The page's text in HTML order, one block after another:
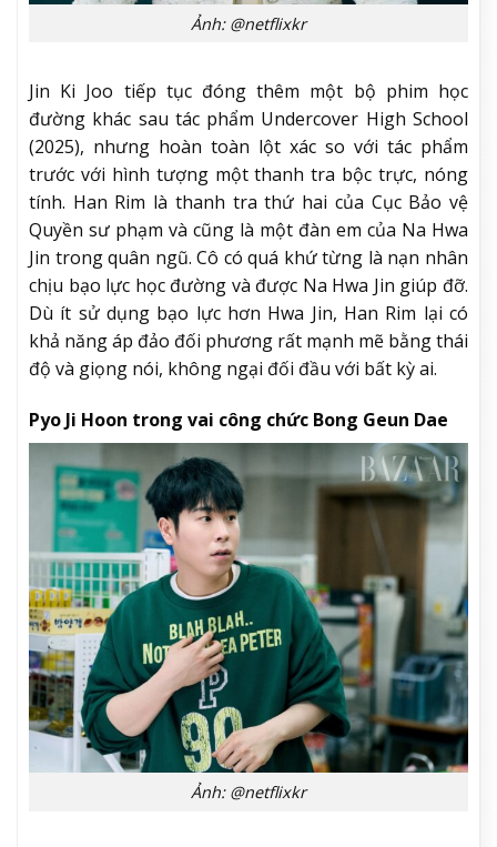
Ảnh: @netflixkr
Jin Ki Joo tiếp tục đóng thêm một bộ phim học
đường khác sau tác phẩm Undercover High School
(2025), nhưng hoàn toàn lột xác so với tác phẩm
trước với hình tượng một thanh tra bộc trực, nóng
tính. Han Rim là thanh tra thứ hai của Cục Bảo vệ
Quyền sư phạm và cũng là một đàn em của Na Hwa
Jin trong quân ngũ. Cô có quá khứ từng là nạn nhân
chịu bạo lực học đường và được Na Hwa Jin giúp đỡ.
Dù ít sử dụng bạo lực hơn Hwa Jin, Han Rim lại có
khả năng áp đảo đối phương rất mạnh mẽ bằng thái
độ và giọng nói, không ngại đối đầu với bất kỳ ai.
Pyo Ji Hoon trong vai công chức Bong Geun Dae
Ảnh: @netflixkr